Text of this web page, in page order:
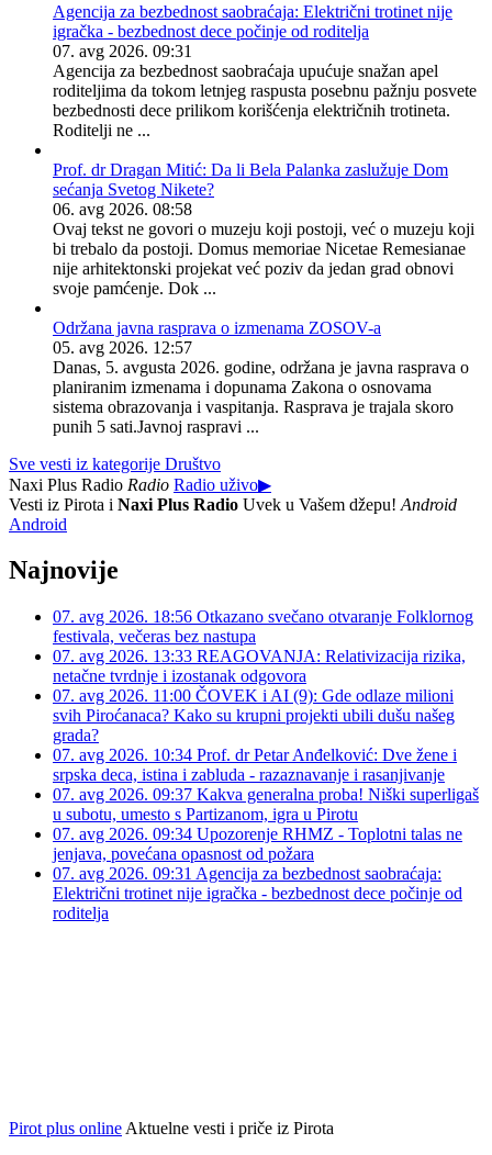
Agencija za bezbednost saobraćaja: Električni trotinet nije
igračka - bezbednost dece počinje od roditelja
07. avg 2026. 09:31
Agencija za bezbednost saobraćaja upućuje snažan apel
roditeljima da tokom letnjeg raspusta posebnu pažnju posvete
bezbednosti dece prilikom korišćenja električnih trotineta.
Roditelji ne ...
Prof. dr Dragan Mitić: Da li Bela Palanka zaslužuje Dom
sećanja Svetog Nikete?
06. avg 2026. 08:58
Ovaj tekst ne govori o muzeju koji postoji, već o muzeju koji
bi trebalo da postoji. Domus memoriae Nicetae Remesianae
nije arhitektonski projekat već poziv da jedan grad obnovi
svoje pamćenje. Dok ...
Održana javna rasprava o izmenama ZOSOV-a
05. avg 2026. 12:57
Danas, 5. avgusta 2026. godine, održana je javna rasprava o
planiranim izmenama i dopunama Zakona o osnovama
sistema obrazovanja i vaspitanja. Rasprava je trajala skoro
punih 5 sati.Javnoj raspravi ...
Sve vesti iz kategorije Društvo
Naxi Plus Radio Radio Radio uživo▶
Vesti iz Pirota i Naxi Plus Radio Uvek u Vašem džepu! Android
Android
Najnovije
07. avg 2026. 18:56 Otkazano svečano otvaranje Folklornog
festivala, večeras bez nastupa
07. avg 2026. 13:33 REAGOVANJA: Relativizacija rizika,
netačne tvrdnje i izostanak odgovora
07. avg 2026. 11:00 ČOVEK i AI (9): Gde odlaze milioni
svih Piroćanaca? Kako su krupni projekti ubili dušu našeg
grada?
07. avg 2026. 10:34 Prof. dr Petar Anđelković: Dve žene i
srpska deca, istina i zabluda - razaznavanje i rasanjivanje
07. avg 2026. 09:37 Kakva generalna proba! Niški superligaš
u subotu, umesto s Partizanom, igra u Pirotu
07. avg 2026. 09:34 Upozorenje RHMZ - Toplotni talas ne
jenjava, povećana opasnost od požara
07. avg 2026. 09:31 Agencija za bezbednost saobraćaja:
Električni trotinet nije igračka - bezbednost dece počinje od
roditelja
Pirot plus online Aktuelne vesti i priče iz Pirota